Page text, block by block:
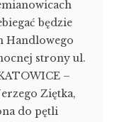
będzie
Handlowego
strony ul.
–
Ziętka,
do pętli